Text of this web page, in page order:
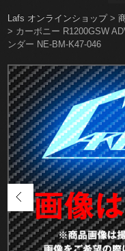
Lafs オンラインショップ>
> カーボニー R1200GSW
ンダー NE-BM-K47-046